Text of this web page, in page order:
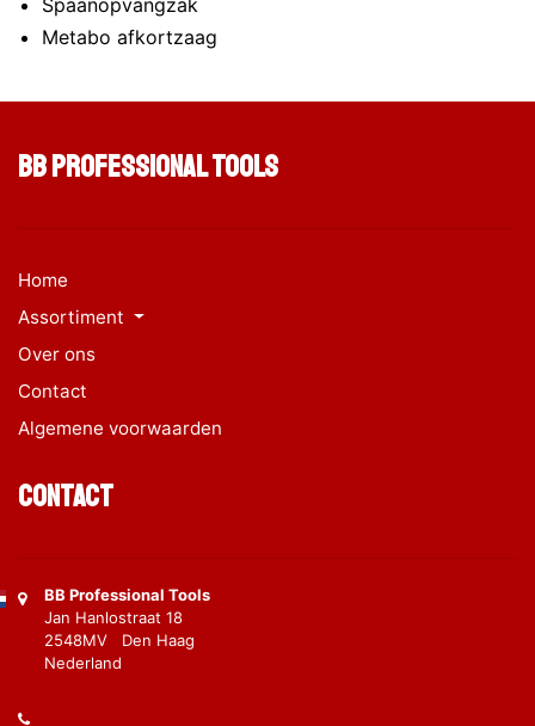
Spaanopvangzak
Metabo afkortzaag
BB Professional Tools
Home
Assortiment
Over ons
Contact
Algemene voorwaarden
Contact
BB Professional Tools
Jan Hanlostraat 18
2548MV Den Haag
Nederland